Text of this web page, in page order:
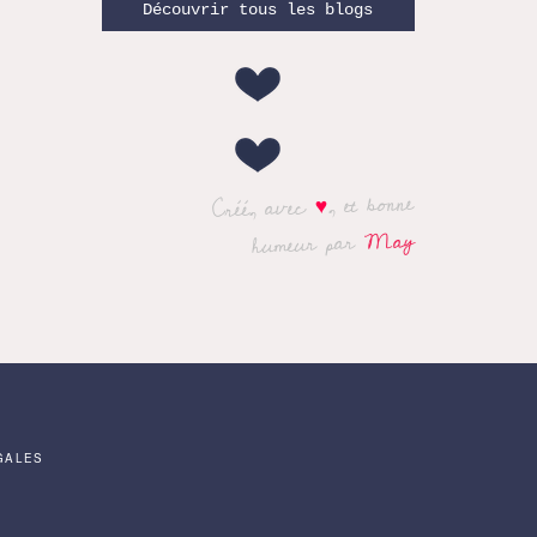
Découvrir tous les blogs
Créé, avec♥, et bonne
humeur parMay